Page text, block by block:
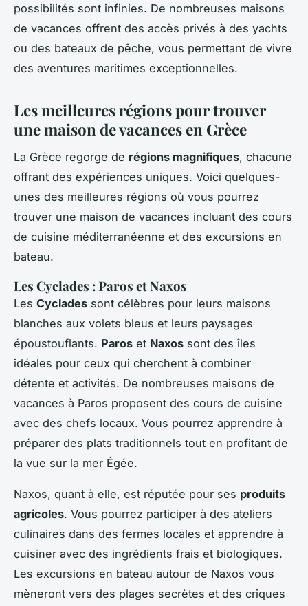
possibilités sont infinies. De nombreuses maisons
de vacances offrent des accès privés à des yachts
ou des bateaux de pêche, vous permettant de vivre
des aventures maritimes exceptionnelles.
Les meilleures régions pour trouver
une maison de vacances en Grèce
La Grèce regorge de régions magnifiques, chacune
offrant des expériences uniques. Voici quelques-
unes des meilleures régions où vous pourrez
trouver une maison de vacances incluant des cours
de cuisine méditerranéenne et des excursions en
bateau.
Les Cyclades : Paros et Naxos
Les Cyclades sont célèbres pour leurs maisons
blanches aux volets bleus et leurs paysages
époustouflants. Paros et Naxos sont des îles
idéales pour ceux qui cherchent à combiner
détente et activités. De nombreuses maisons de
vacances à Paros proposent des cours de cuisine
avec des chefs locaux. Vous pourrez apprendre à
préparer des plats traditionnels tout en profitant de
la vue sur la mer Égée.
Naxos, quant à elle, est réputée pour ses produits
agricoles. Vous pourrez participer à des ateliers
culinaires dans des fermes locales et apprendre à
cuisiner avec des ingrédients frais et biologiques.
Les excursions en bateau autour de Naxos vous
mèneront vers des plages secrètes et des criques